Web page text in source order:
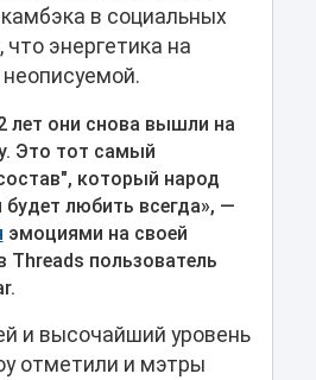
в социальных
что энергетика на
лет они снова вышли на
Это тот самый
который народ
любить всегда», —
эмоциями на своей
Threads пользователь
и высочайший уровень
отметили и мэтры